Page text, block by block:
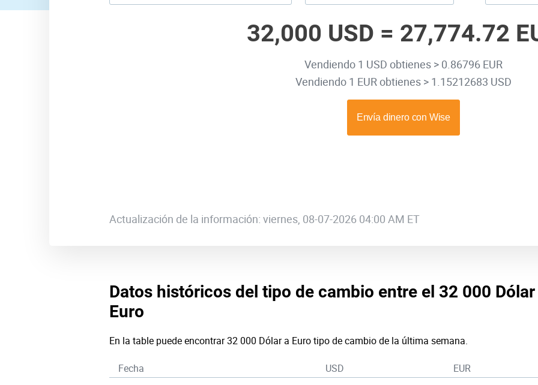
32,000 USD = 27,774.72
Vendiendo 1 USD obtienes > 0.86796 EUR
Vendiendo 1 EUR obtienes > 1.15212683 USD
Actualización de la información: viernes, 08-07-2026 04:00 AM ET
Datos históricos del tipo de cambio entre el 32 000
Euro
En la table puede encontrar 32 000 Dólar a Euro tipo de cambio de la última semana.
Fecha USD EUR